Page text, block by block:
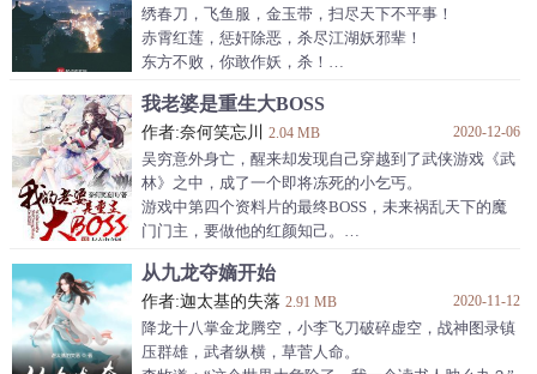
绣春刀，飞鱼服，金玉带，扫尽天下不平事！
赤霄红莲，惩奸除恶，杀尽江湖妖邪辈！
东方不败，你敢作妖，杀！
轩辕不败，你为祸江湖日久，说杀你就杀你！
弃天帝，你妄想毁灭神州，我陆玄就在这里等着杀你！
……
善恶终有报,天道好轮回。
不信抬头看,苍天饶过谁！
天道倾颓，正义不存？
……
（本书爽文，不喜勿喷。江湖路远，键下留情。）
作者自定义标签 嚣张 无敌文 穿
我老婆是重生大BOSS
作者:奈何笑忘川 2.04 MB 2020-12-06
吴穷意外身亡，醒来却发现自己穿越到了武侠游戏《武
林》之中，成了一个即将冻死的小乞丐。
游戏中第四个资料片的最终BOSS，未来祸乱天下的魔
门门主，要做他的红颜知己。
道魁首，想要为他披上嫁衣。
看着眼前相爱相杀的两个绝世女子，吴穷一脸绝望地看
向身边女扮男装的腹黑少女。
少女折扇遮脸，语笑嫣然。
从九龙夺嫡开始
作者:迦太基的失落 2.91 MB 2020-11-12
降龙十八掌金龙腾空，小李飞刀破碎虚空，战神图录镇
压群雄，武者纵横，草菅人命。